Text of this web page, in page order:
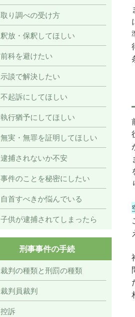
取り調べの受け方
釈放・保釈してほしい
前科を避けたい
示談で解決したい
不起訴にしてほしい
執行猶予にしてほしい
無実・無罪を証明してほしい
逮捕されないか不安
事件のことを秘密にしたい
自首すべきか悩んでいる
子供が逮捕されてしまったら
刑事事件の手続
裁判の種類と刑罰の種類
裁判員裁判
控訴